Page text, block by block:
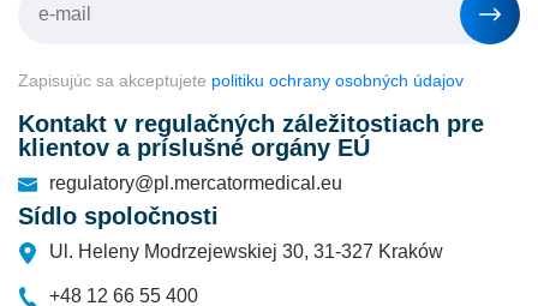
Zapisujúc sa akceptujete politiku ochrany osobných údajov
Kontakt v regulačných záležitostiach pre
klientov a príslušné orgány EÚ
regulatory@pl.mercatormedical.eu
Sídlo spoločnosti
Ul. Heleny Modrzejewskiej 30, 31-327 Kraków
+48 12 66 55 400